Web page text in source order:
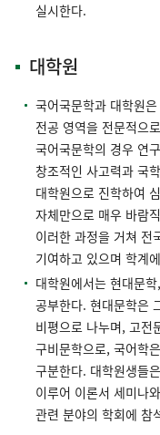
실시한다.
대학원
국어국문학과 대학원
전공 영역을 전문적으
국어국문학의 경우 연
창조적인 사고력과 국
대학원으로 진학하여
자체만으로 매우 바람
이러한 과정을 거쳐 전
기여하고 있으며 학계
대학원에서는 현대문
공부한다. 현대문학은
비평으로 나누며, 고전
구비문학으로, 국어학
구분한다. 대학원생들
이루어 이론서 세미나
관련 분야의 학회에 참